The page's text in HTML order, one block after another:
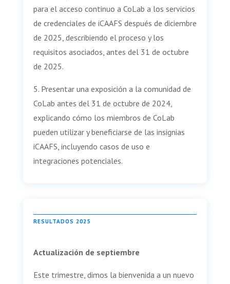
para el acceso continuo a CoLab a los servicios
de credenciales de iCAAFS después de diciembre
de 2025, describiendo el proceso y los
requisitos asociados, antes del 31 de octubre
de 2025.
5. Presentar una exposición a la comunidad de
CoLab antes del 31 de octubre de 2024,
explicando cómo los miembros de CoLab
pueden utilizar y beneficiarse de las insignias
iCAAFS, incluyendo casos de uso e
integraciones potenciales.
RESULTADOS 2025
Actualización de septiembre
Este trimestre, dimos la bienvenida a un nuevo